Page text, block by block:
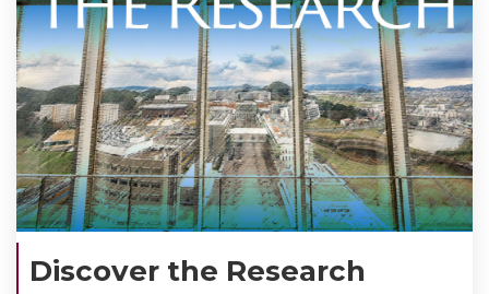
Discover the Research